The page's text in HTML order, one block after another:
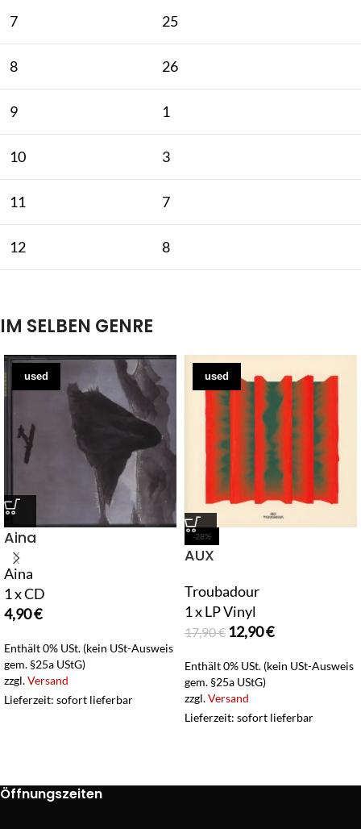
7 25
8 26
9 1
10 3
11 7
12 8
IM SELBEN GENRE
used
Aina
Aina
1 x CD
4,90€
Enthält 0% USt. (kein USt-Ausweis
gem. §25a UStG)
zzgl.Versand
Lieferzeit: sofort lieferbar
used
-28%
AUX
Troubadour
1 x LP Vinyl
17,90€ 12,90€
Enthält 0% USt. (kein USt-Ausweis
gem. §25a UStG)
zzgl.Versand
Lieferzeit: sofort lieferbar
Öffnungszeiten